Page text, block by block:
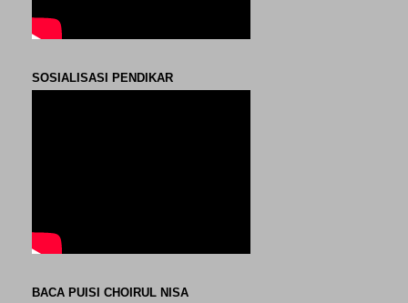
SOSIALISASI PENDIKAR
BACA PUISI CHOIRUL NISA